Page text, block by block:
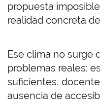
propuesta
realidad concreta
Ese clima no surge
problemas reales:
suficientes,
ausencia de